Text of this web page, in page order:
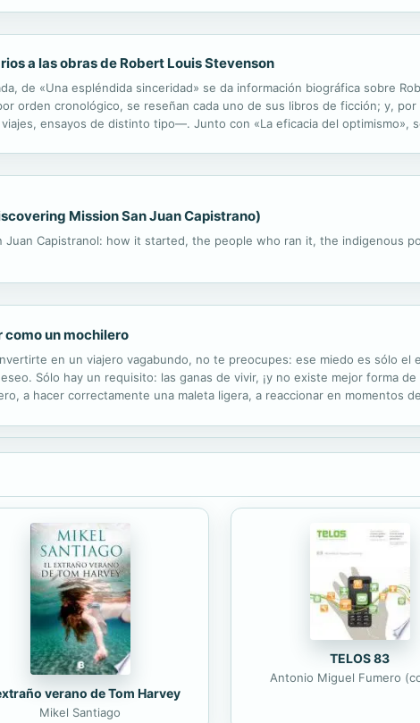
a las obras de Robert Louis Stevenson
de «Una espléndida sinceridad» se da información biográfica sobre
orden cronológico, se reseñan cada uno de sus libros de ficción; y,
ensayos de distinto tipo—. Junto con «La eficacia del optimismo»,
Mission San Juan Capistrano)
Capistranol: how it started, the people who ran it, the indigenous
un mochilero
en un viajero vagabundo, no te preocupes: ese miedo es sólo
Sólo hay un requisito: las ganas de vivir, ¡y no existe mejor forma
a hacer correctamente una maleta ligera, a reaccionar en momentos
verano de Tom Harvey
Mikel Santiago
TELOS 83
Antonio Miguel Fumero